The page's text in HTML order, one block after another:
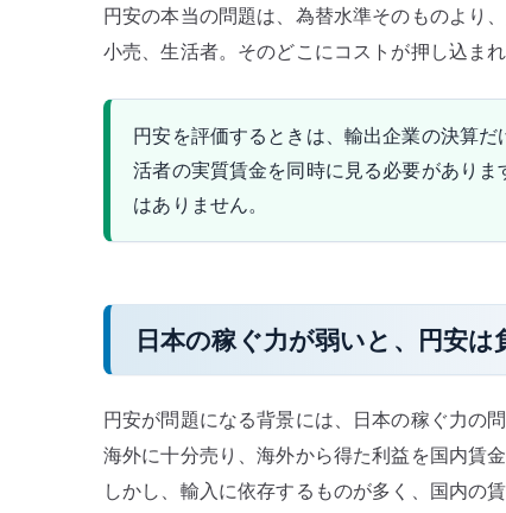
円安の本当の問題は、為替水準そのものより
小売、生活者。そのどこにコストが押し込ま
円安を評価するときは、輸出企業の決算
活者の実質賃金を同時に見る必要があり
はありません。
日本の稼ぐ力が弱いと、円安
円安が問題になる背景には、日本の稼ぐ力の
海外に十分売り、海外から得た利益を国内賃
しかし、輸入に依存するものが多く、国内の